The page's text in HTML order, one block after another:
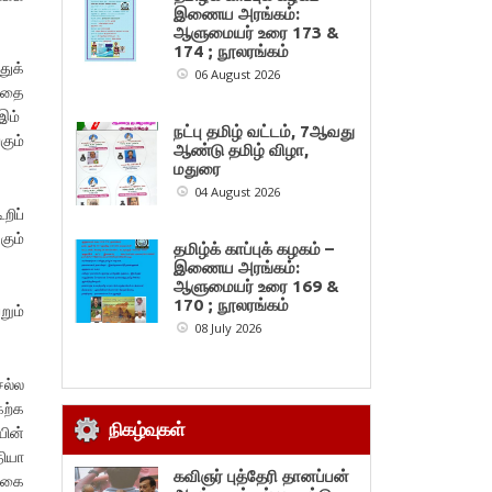
இணைய அரங்கம்:
ஆளுமையர் உரை 173 &
174 ; நூலரங்கம்
06 August 2026
நட்பு தமிழ் வட்டம், 7ஆவது
ஆண்டு தமிழ் விழா,
மதுரை
04 August 2026
தமிழ்க் காப்புக் கழகம் –
இணைய அரங்கம்:
ஆளுமையர் உரை 169 &
170 ; நூலரங்கம்
08 July 2026
நிகழ்வுகள்
கவிஞர் புத்தேரி தானப்பன்